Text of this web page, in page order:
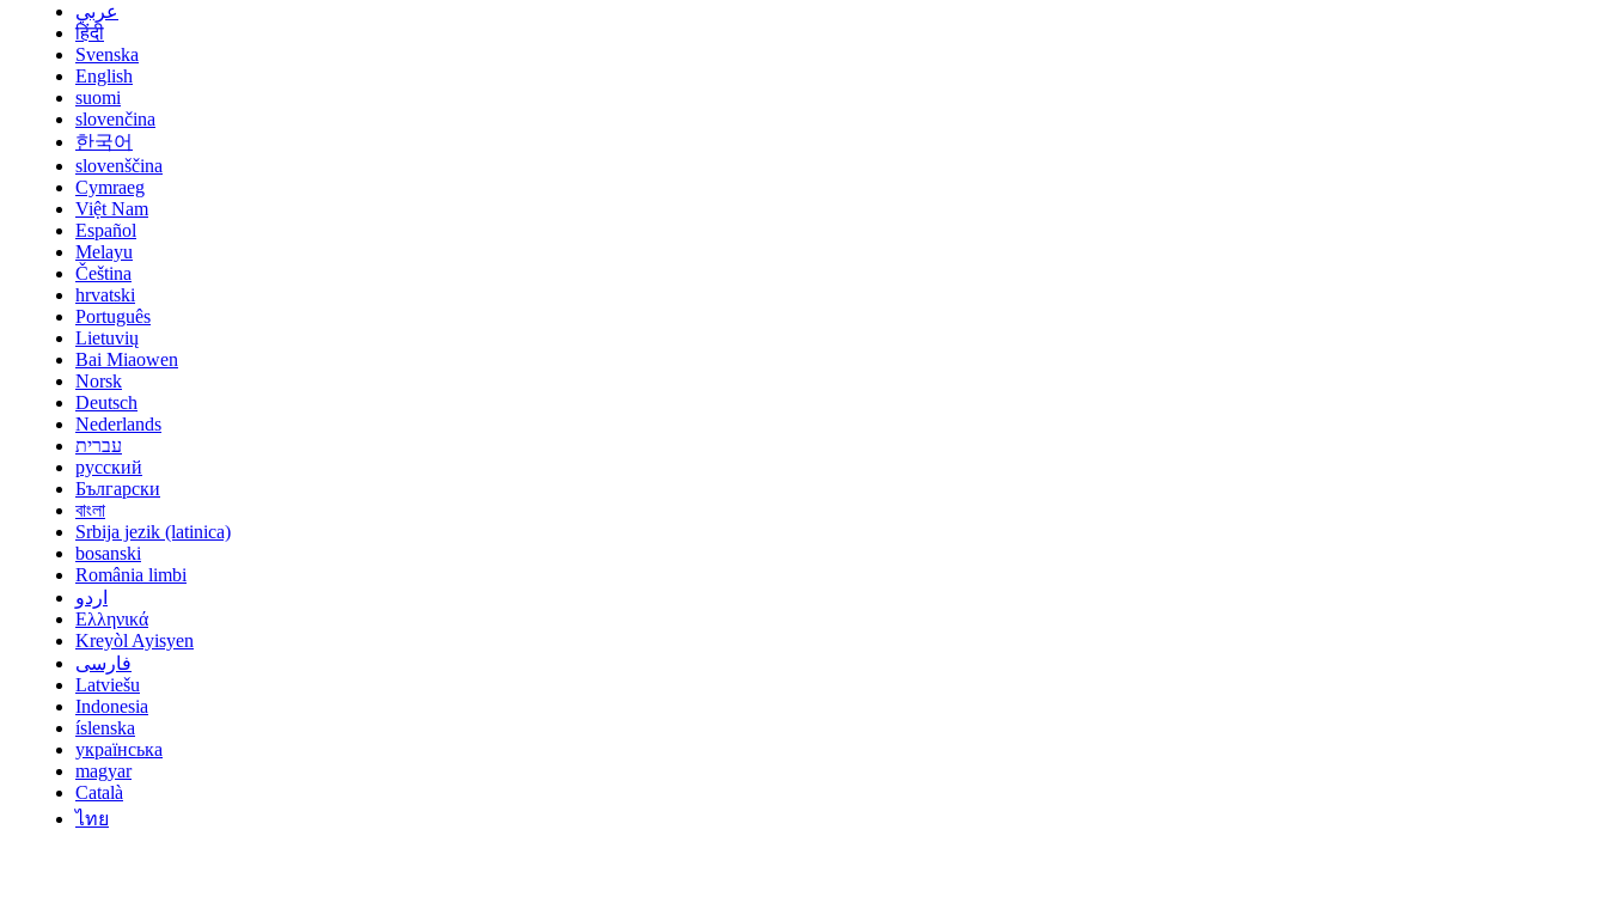
عربي
हिंदी
Svenska
English
suomi
slovenčina
한국어
slovenščina
Cymraeg
Việt Nam
Español
Melayu
Čeština
hrvatski
Português
Lietuvių
Bai Miaowen
Norsk
Deutsch
Nederlands
עברית
русский
Български
বাংলা
Srbija jezik (latinica)
bosanski
România limbi
اردو
Ελληνικά
Kreyòl Ayisyen
فارسی
Latviešu
Indonesia
íslenska
українська
magyar
Català
ไทย